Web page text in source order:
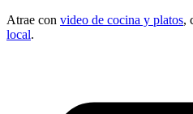
Atrae con video de cocina y platos,
local.